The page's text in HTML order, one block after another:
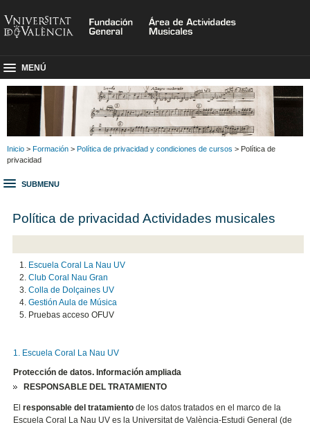
MENÚ
Inicio > Formación > Política de privacidad y condiciones de cursos > Política de
privacidad
SUBMENU
Política de privacidad Actividades musicales
Escuela Coral La Nau UV
Club Coral Nau Gran
Colla de Dolçaines UV
Gestión Aula de Música
Pruebas acceso OFUV
1. Escuela Coral La Nau UV
Protección de datos. Información ampliada
RESPONSABLE DEL TRATAMIENTO
Elresponsable del tratamiento de los datos tratados en el marco de la
Escuela Coral La Nau UV es la Universitat de València-Estudi General (de